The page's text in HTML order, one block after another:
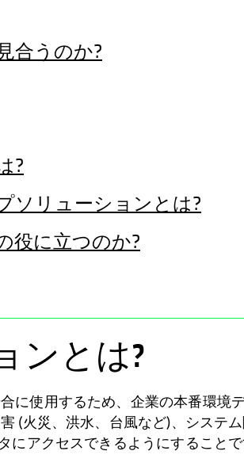
合うのか?
?
ソリューションとは?
役に立つのか?
ンとは?
に使用するため、企業の本番環境
(火災、洪水、台風など)、システム
アクセスできるようにすることで